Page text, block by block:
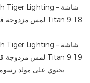
يحتوي على مولد رسومات مدمج، ويمكن مزامنة التأثيرات المدمجة.